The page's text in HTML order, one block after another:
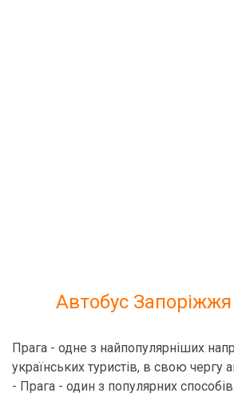
Автобус
Прага - одне з найпопулярніших
українських туристів, в свою чергу
- Прага - один з популярних